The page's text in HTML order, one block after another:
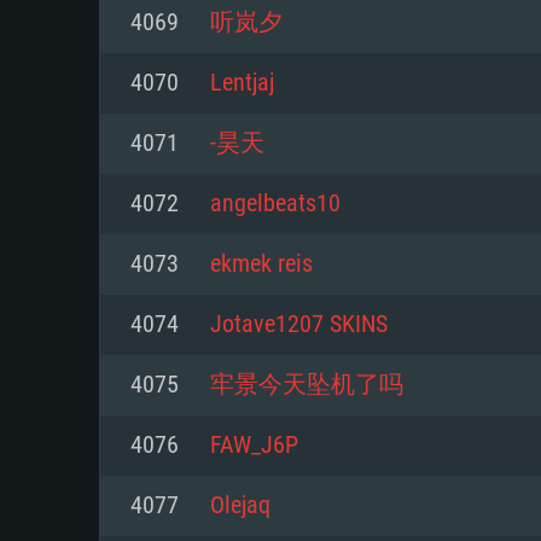
Mínimo
77XX / NVIDIA GeForce GTX
mínima suportada: 720p
Network: Internet de banda larga.
Mínimo
mais recente
Processador: Core i5 2.2GHz
não suportado)
Memória: 6 GB
Placa Gráfica: Intel Iris Pro 5200
mínima suportada: 720p com
Mínimo
do Linux de 64bit
Processador: Dual-Core 2.4 GHz
Memória: 4 GB
Placa Gráfica: NVIDIA 660 com
recentes (não mais de 6
Vulkan (não mais de 6 meses);
4069 听岚夕
4070 Lentjaj
4071 -昊天
4072 angelbeats10
4073 ekmek reis
4074 Jotave1207 SKINS
4075 牢景今天坠机了吗
4076 FAW_J6P
4077 Olejaq